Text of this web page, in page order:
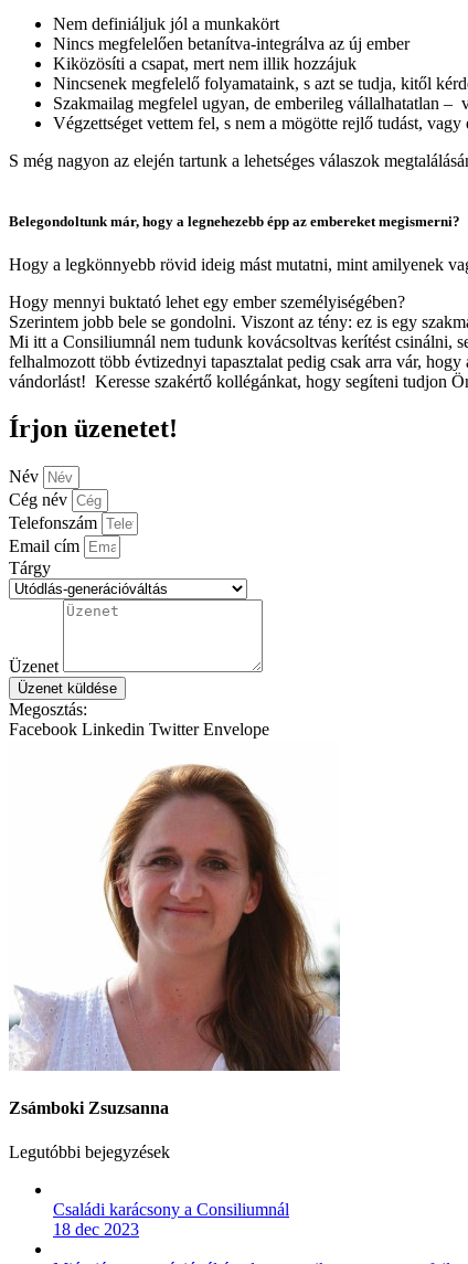
Nem definiáljuk jól a munkakört
Nincs megfelelően betanítva-integrálva az új ember
Kiközösíti a csapat, mert nem illik hozzájuk
Nincsenek megfelelő folyamataink, s azt se tudja, kitől
Szakmailag megfelel ugyan, de emberileg vállalhatatlan –
Végzettséget vettem fel, s nem a mögötte rejlő tudást,
S még nagyon az elején tartunk a lehetséges válaszok
Belegondoltunk már, hogy a legnehezebb épp az embereket megismerni?
Hogy a legkönnyebb rövid ideig mást mutatni, mint amilyenek
Hogy mennyi buktató lehet egy ember személyiségében?
Szerintem jobb bele se gondolni. Viszont az tény: ez is egy
Mi itt a Consiliumnál nem tudunk kovácsoltvas kerítést csinálni,
felhalmozott több évtizednyi tapasztalat pedig csak arra vár,
vándorlást! Keresse szakértő kollégánkat, hogy segíteni tudjon
Írjon üzenetet!
Név
Cég név
Telefonszám
Email cím
Tárgy
Üzenet
Üzenet küldése
Megosztás:
Facebook Linkedin Twitter Envelope
Zsámboki Zsuzsanna
Legutóbbi bejegyzések
Családi karácsony a Consiliumnál
18 dec 2023